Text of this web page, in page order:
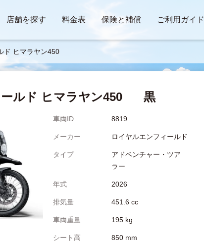
店舗を探す 料金表 保険と補償 ご利用ガイド
ド ヒマラヤン450
ルド ヒマラヤン450 黒
車両ID 8819
メーカー ロイヤルエンフィールド
タイプ
アドベンチャー・ツア
ラー
年式 2026
排気量 451.6 cc
車両重量 195 kg
シート高 850 mm